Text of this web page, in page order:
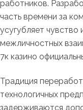
работников.
часть времени за
усугубляет чувство
межличностных
7к казино
Традиция
технологичных
задерживаются